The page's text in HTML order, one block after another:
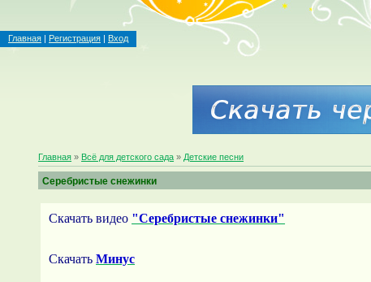
Главная | Регистрация | Вход
Главная » Всё для детского сада » Детские песни
Серебристые снежинки
Скачать видео "Серебристые снежинки"
Скачать Минус